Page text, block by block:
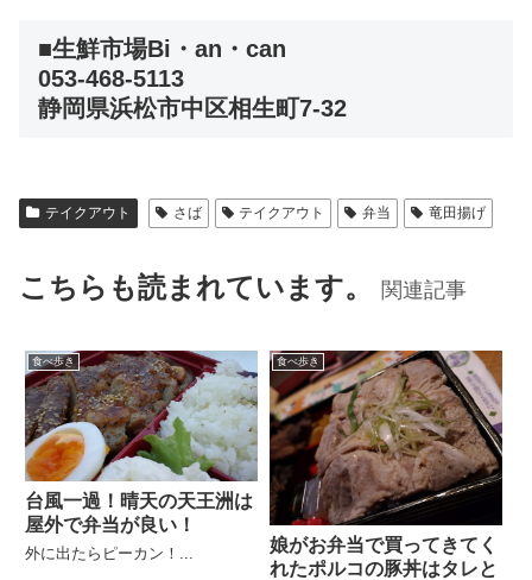
■生鮮市場Bi・an・can
053-468-5113
静岡県浜松市中区相生町7-32
テイクアウト さば テイクアウト 弁当 竜田揚げ
こちらも読まれています。 関連記事
食べ歩き
台風一過！晴天の天王洲は
屋外で弁当が良い！
外に出たらピーカン！...
食べ歩き
娘がお弁当で買ってきてく
れたポルコの豚丼はタレと